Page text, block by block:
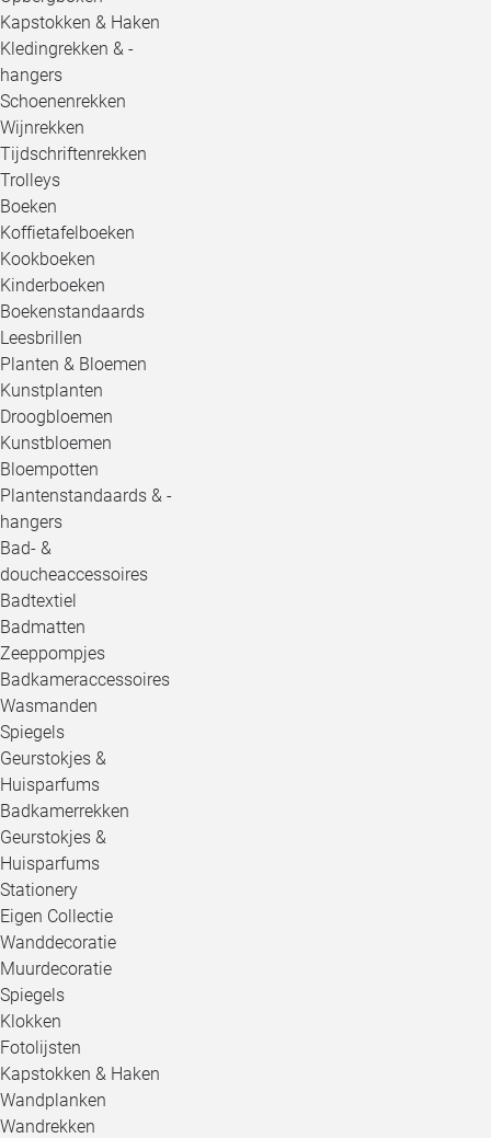
Kapstokken & Haken
Kledingrekken & -
hangers
Schoenenrekken
Wijnrekken
Tijdschriftenrekken
Trolleys
Boeken
Koffietafelboeken
Kookboeken
Kinderboeken
Boekenstandaards
Leesbrillen
Planten & Bloemen
Kunstplanten
Droogbloemen
Kunstbloemen
Bloempotten
Plantenstandaards & -
hangers
Bad- &
doucheaccessoires
Badtextiel
Badmatten
Zeeppompjes
Badkameraccessoires
Wasmanden
Spiegels
Geurstokjes &
Huisparfums
Badkamerrekken
Geurstokjes &
Huisparfums
Stationery
Eigen Collectie
Wanddecoratie
Muurdecoratie
Spiegels
Klokken
Fotolijsten
Kapstokken & Haken
Wandplanken
Wandrekken